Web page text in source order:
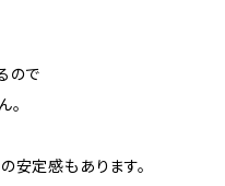
ので
。
安定感もあります。